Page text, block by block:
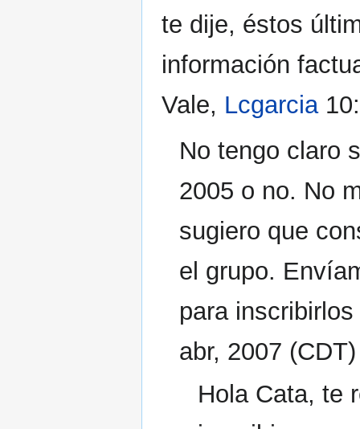
te dije, éstos
información
Vale, Lcgarcia
No tengo claro
2005 o no. No
sugiero que
el grupo.
para
abr, 2007 (CDT)
Hola Cata, te